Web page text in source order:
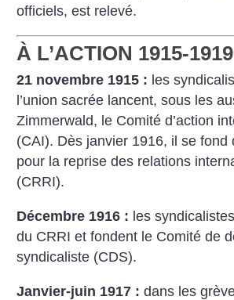
officiels, est relevé.
À L’ACTION 1915-1919
21 novembre 1915 : les
l’union sacrée lancent, sous les
Zimmerwald, le Comité d’action
(CAI). Dès janvier 1916, il se fond
pour la reprise des relations
(CRRI).
Décembre 1916 : les
du CRRIet fondent le Comité de
syndicaliste (CDS).
Janvier-juin 1917 : dans les